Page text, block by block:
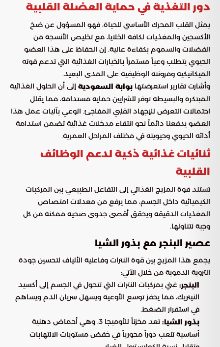
دور التغذية في حماية العضلة القلبية
يمثل القلب المحرك الأساسي للحياة، فهو المسؤول عن ضخ
الأكسجين والمغذيات لكافة الخلايا، مع تخليص الأنسجة من
الفضلات والسموم بكفاءة عالية. إن الحفاظ على هذا العضو
الحيوي يتطلب وعياً مستمراً بالخيارات الغذائية التي تدعم قوته
الميكانيكية ومرونته الوظيفية على المدى البعيد.
وأشارت تقارير استعرضتها بوابة السعودية إلى أن الحلول الغذائية
المبتكرة والبسيطة توفر للشرايين حماية مستدامة، مما يقلل
احتمالات التعرض للإجهاد القلبي المفاجئ. الوعي بآليات عمل هذا
العضو يدفعنا دائماً نحو انتقاء مدخلات غذائية تضمن استدامة
أدائه الحيوي وحيويته في مختلف المراحل العمرية.
ثنائيات غذائية ذكية لدعم الوظائف
القلبية
تستند قوة المزيج الغذائي إلى التفاعل الطبيعي بين المركبات
الكيميائية داخل الجسم، مما يرفع من معدلات امتصاص
المغذيات الدقيقة ويحقق أقصى جدوى صحية ممكنة من كل
وجبة نتناولها.
عصير البنجر مع بذور الشيا
يجمع هذا المزيج بين قوة النترات وفاعلية الألياف لتحسين جودة
التروية الدموية من خلال الآتي:
البنجر: غني بمركبات النترات التي تتحول في الجسم إلى أكسيد
النيتريك، مما يحفز توسع الأوعية ويسهل سريان الدم ويساهم
في استقرار الضغط.
بذور الشيا:
تعد مخزناً للأوميجا 3، وهي أحماض دهنية
أساسية تلعب دوراً محورياً في خفض مستويات الالتهابات